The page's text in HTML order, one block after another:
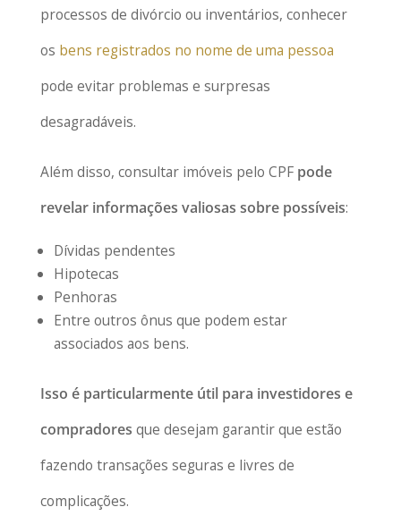
processos de divórcio ou inventários, conhecer
os bens registrados no nome de uma pessoa
pode evitar problemas e surpresas
desagradáveis.
Além disso, consultar imóveis pelo CPF pode
revelar informações valiosas sobre possíveis:
Dívidas pendentes
Hipotecas
Penhoras
Entre outros ônus que podem estar
associados aos bens.
Isso é particularmente útil para investidores e
compradores que desejam garantir que estão
fazendo transações seguras e livres de
complicações.